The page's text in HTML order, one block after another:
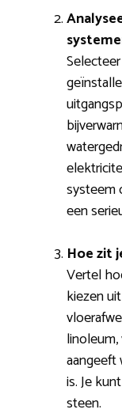
systeem
een
Hoe zit
Vertel
kiezen
aangeeft
is. Je
steen.